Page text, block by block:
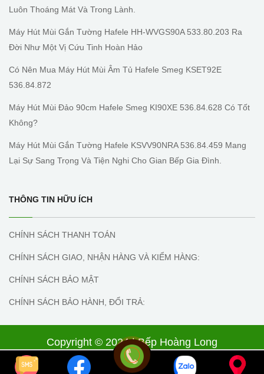
Luôn Thoáng Mát Và Trong Lành.
Máy Hút Mùi Gắn Tường Hafele HH-WVGS90A 533.80.203 Ra
Đời Như Một Vị Cứu Tinh Hoàn Hảo
Có Nên Mua Máy Hút Mùi Âm Tủ Hafele Smeg KSET92E
536.84.872
Máy Hút Mùi Đảo 90cm Hafele Smeg KI90XE 536.84.628 Có Tốt
Không?
Máy Hút Mùi Gắn Tường Hafele KSVV90NRA 536.84.459 Mang
Lại Sự Sang Trọng Và Tiện Nghi Cho Gian Bếp Gia Đình.
THÔNG TIN HỮU ÍCH
CHÍNH SÁCH THANH TOÁN
CHÍNH SÁCH GIAO, NHẬN HÀNG VÀ KIỂM HÀNG:
CHÍNH SÁCH BẢO MẬT
CHÍNH SÁCH BẢO HÀNH, ĐỔI TRẢ:
Copyright © 2024 | Bếp Hoàng Long